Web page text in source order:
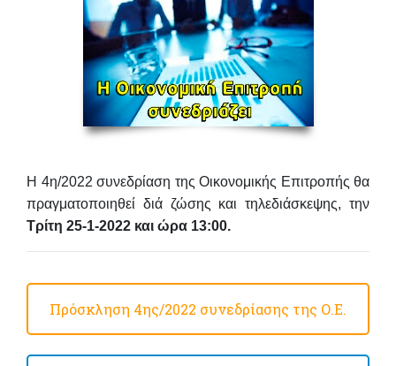
Η 4η/2022 συνεδρίαση της Οικονομικής Επιτροπής θα
πραγματοποιηθεί διά ζώσης και τηλεδιάσκεψης, την
Τρίτη 25-1-2022 και ώρα 13:00.
Πρόσκληση 4ης/2022 συνεδρίασης της Ο.Ε.